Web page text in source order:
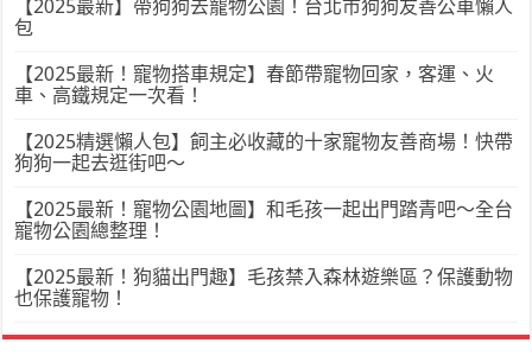
【2025最新】帶狗狗去寵物公園！台北市狗狗友善公車懶人
包
【2025最新！寵物搭車規定】春節帶寵物回家，客運、火
車、高鐵規定一次看！
【2025精選懶人包】飼主必收藏的十家寵物友善商場！快帶
狗狗一起去逛街吧～
【2025最新！寵物公園地圖】和毛孩一起出門踏青吧～全台
寵物公園總整理！
【2025最新！狗貓出門趣】毛孩禁入森林遊樂區？保護動物
也保護寵物！